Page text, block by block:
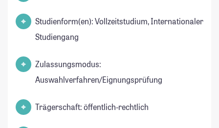
Studienform(en): Vollzeitstudium, Internationaler
Studiengang
Zulassungsmodus:
Auswahlverfahren/Eignungsprüfung
Trägerschaft: öffentlich-rechtlich